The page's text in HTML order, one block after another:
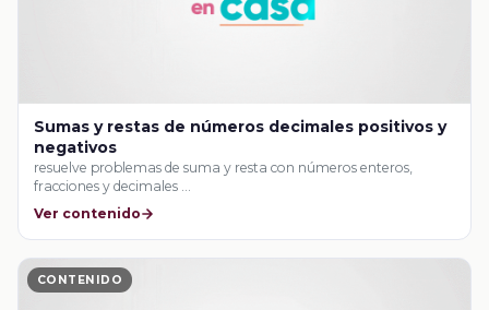
Sumas y restas de números decimales positivos y
negativos
resuelve problemas de suma y resta con números enteros,
fracciones y decimales …
Ver contenido
CONTENIDO